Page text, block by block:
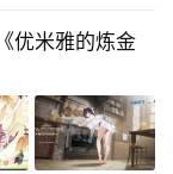
优米雅的炼金